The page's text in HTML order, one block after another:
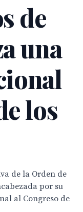
de
una
los
de la Orden de
por su
al Congreso de